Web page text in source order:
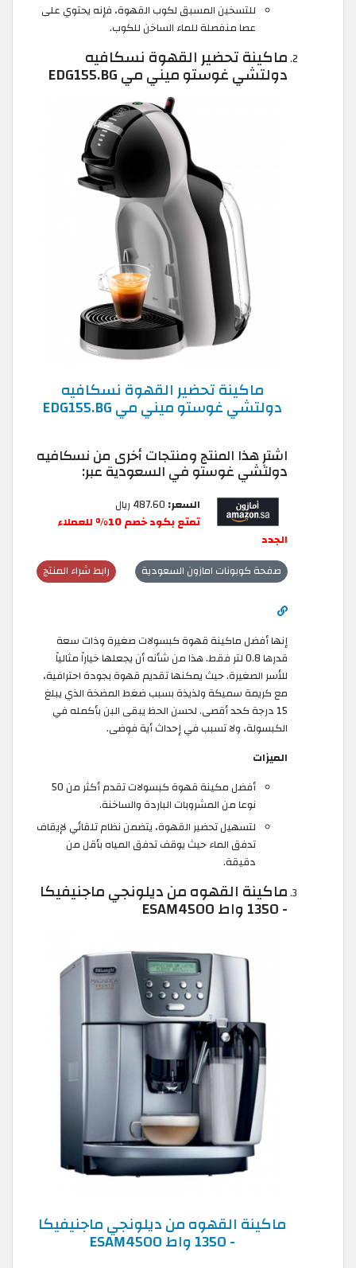
للتسخين المسبق لكوب القهوة، فإنه يحتوي على
عصا منفصلة للماء الساخن للكوب.
ماكينة تحضير القهوة نسكافيه
دولتشي غوستو ميني مي EDG155.BG
ماكينة تحضير القهوة نسكافيه
دولتشي غوستو ميني مي EDG155.BG
اشترِ هذا المنتج ومنتجات أخرى من نسكافيه
دولتشي غوستو في السعودية عبر:
السعر:
تمتع بكود خصم 10% للعملاء
الجدد
رابط شراء المنتج صفحة كوبونات امازون السعودية
إنها أفضل ماكينة قهوة كبسولات صغيرة وذات سعة
قدرها 0.8 لتر فقط. هذا من شأنه أن يجعلها خياراً مثالياً
للأسر الصغيرة. حيث يمكنها تقديم قهوة بجودة احترافية،
مع كريمة سميكة ولذيذة بسبب ضغط المضخة الذي يبلغ
15 درجة كحد أقصى. لحسن الحظ يبقى البن بأكمله في
الكبسولة، ولا تسبب في إحداث أية فوضى.
الميزات
أفضل مكينة قهوة كبسولات تقدم أكثر من 50
نوعا من المشروبات الباردة والساخنة.
لتسهيل تحضير القهوة، يتضمن نظام تلقائي لإيقاف
تدفق الماء حيث يوقف تدفق المياه بأقل من
دقيقة.
ماكينة القهوه من ديلونجي ماجنيفيكا
- 1350 واط ESAM4500
ماكينة القهوه من ديلونجي ماجنيفيكا
- 1350 واط ESAM4500